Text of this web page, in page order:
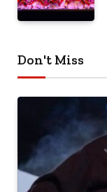
Don't Miss